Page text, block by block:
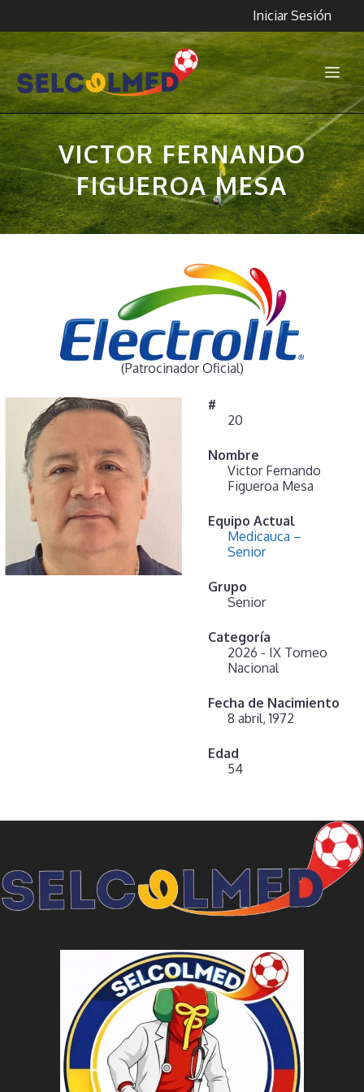
contenido
Iniciar Sesión
VICTOR FERNANDO
FIGUEROA MESA
(Patrocinador Oficial)
#
20
Nombre
Victor Fernando
Figueroa Mesa
Equipo Actual
Medicauca –
Senior
Grupo
Senior
Categoría
2026 - IX Torneo
Nacional
Fecha de Nacimiento
8 abril, 1972
Edad
54